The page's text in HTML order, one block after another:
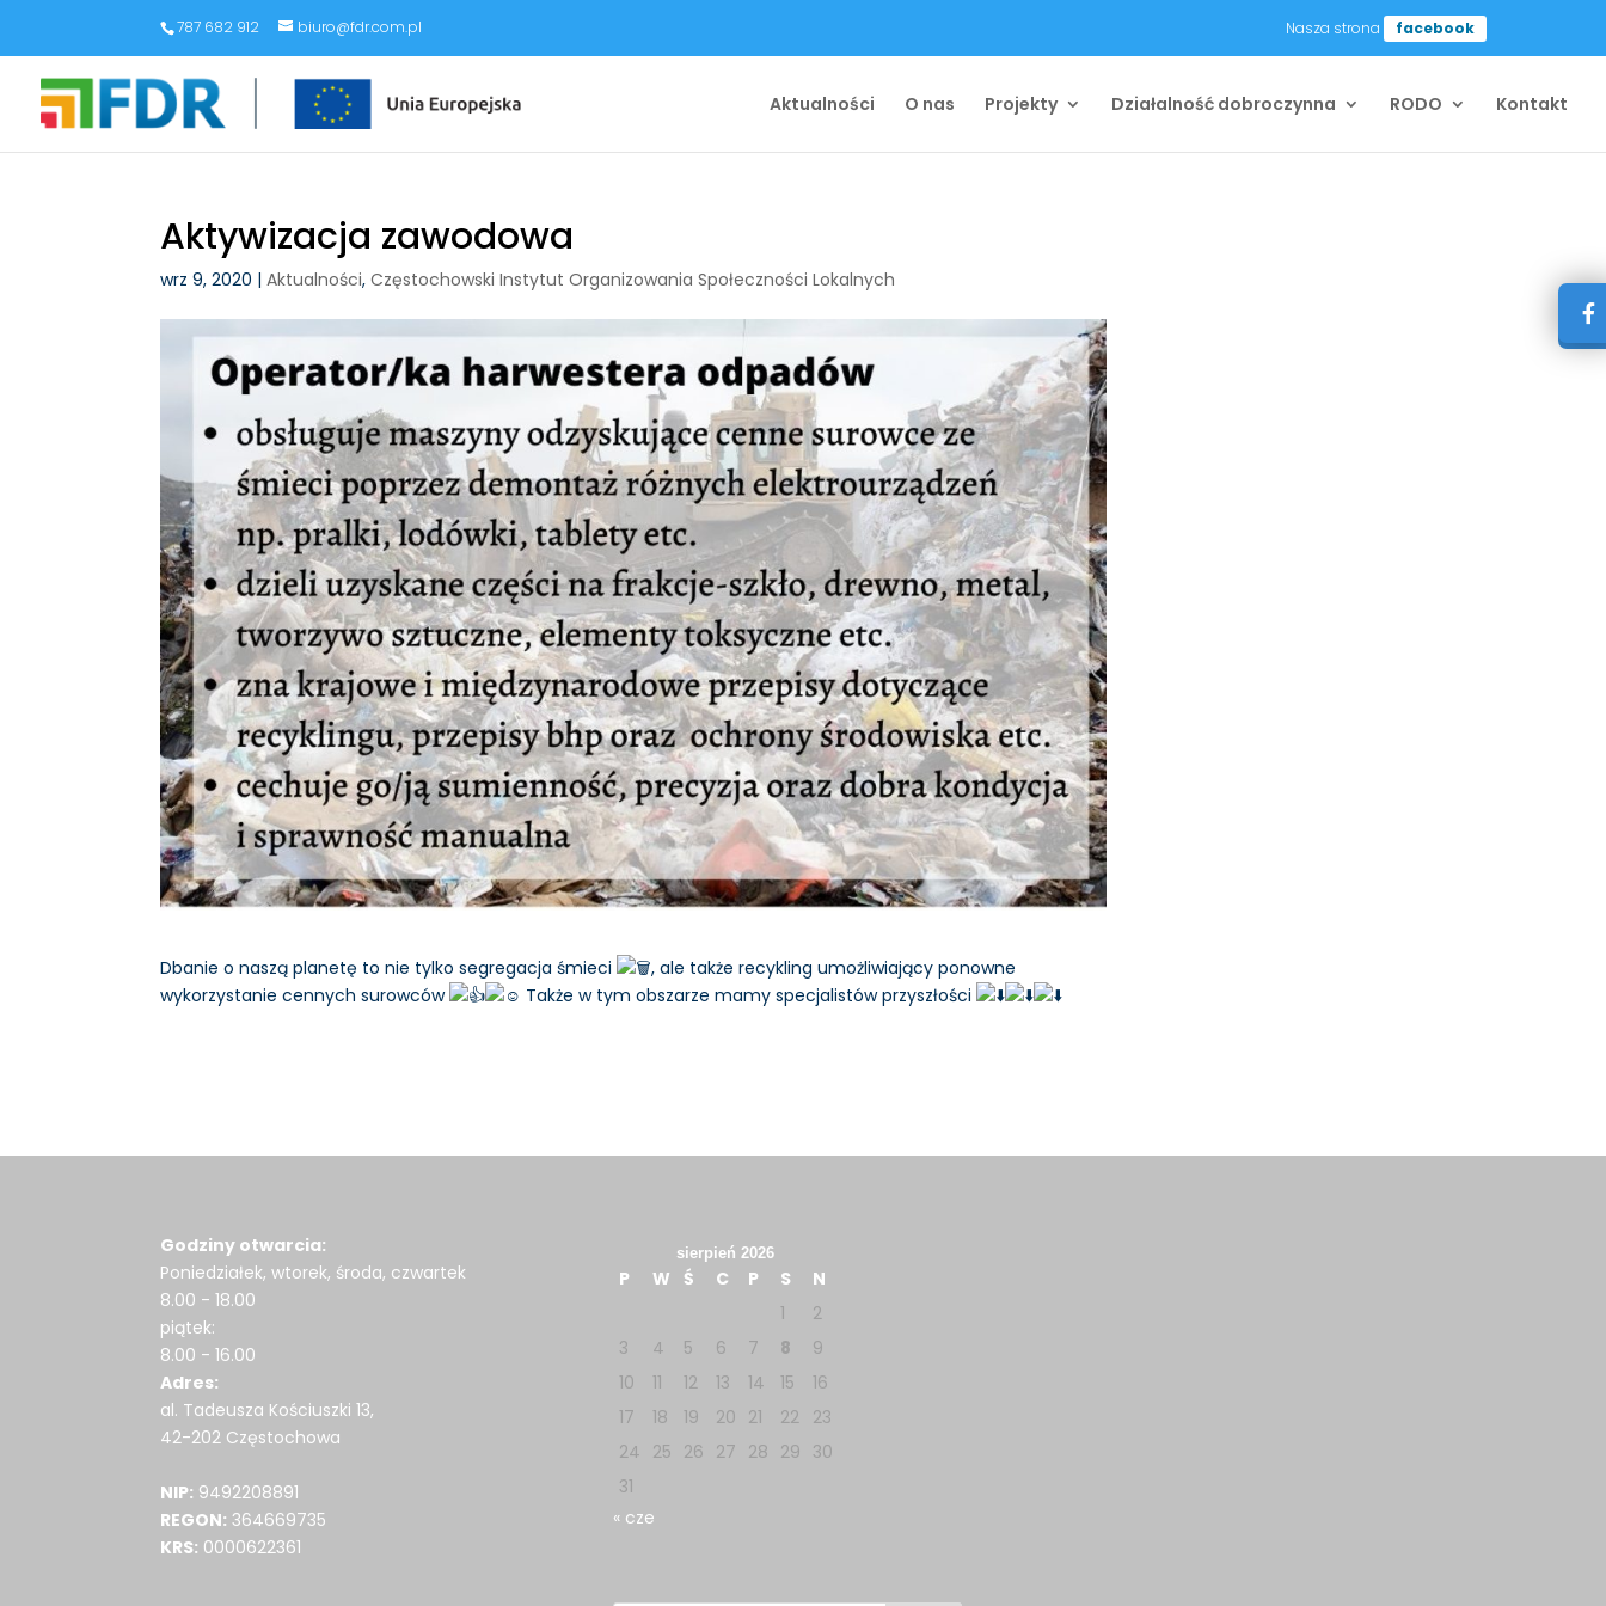
787 682 912 biuro@fdr.com.pl Nasza strona facebook
Aktualności O nas Projekty Działalność dobroczynna RODO Kontakt
Aktywizacja zawodowa
wrz 9, 2020 |Aktualności,Częstochowski Instytut Organizowania Społeczności Lokalnych
Dbanie o naszą planetę to nie tylko segregacja śmieci
, ale także recykling umożliwiający ponowne
wykorzystanie cennych surowców
Także w tym obszarze mamy specjalistów przyszłości
Godziny otwarcia:
Poniedziałek, wtorek, środa, czwartek
8.00 - 18.00
piątek:
8.00 - 16.00
Adres:
al. Tadeusza Kościuszki 13,
42-202 Częstochowa
NIP: 9492208891
REGON: 364669735
KRS: 0000622361
sierpień 2026
P W Ś C P S
N
1
2
3
4 5 6 7 8
9
10
11 12 13 14 15
16
17
18 19 20 21 22
23
24 25 26 27 28 29 30
31
« cze